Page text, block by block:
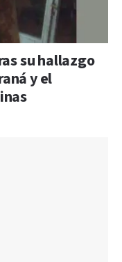
su hallazgo
y el